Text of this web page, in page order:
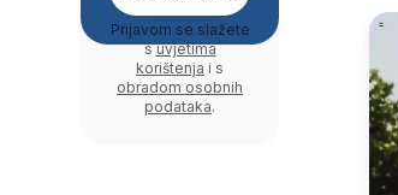
Prijavom se slažete
suvjetima
korištenja i s
obradom osobnih
podataka.